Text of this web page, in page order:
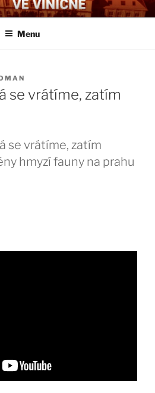
ČTVRTKY VE
evoluci a obecnější biologická témata
Menu
se vrátíme, zatím
se vrátíme, zatím
hmyzí fauny na prahu